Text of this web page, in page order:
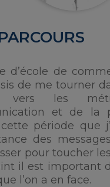
d’école de
de me tourner
vers les
et de la
période que
des
pour toucher
il est important
l’on a en face.